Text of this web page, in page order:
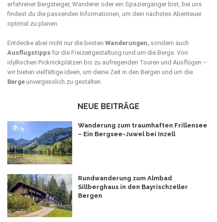
erfahrener Bergsteiger, Wanderer oder ein Spaziergänger bist, bei uns
findest du die passenden Informationen, um dein nächstes Abenteuer
optimal zu planen.
Entdecke aber nicht nur die besten Wanderungen, sondern auch
Ausflugstipps für die Freizeitgestaltung rund um die Berge. Von
idyllischen Picknickplätzen bis zu aufregenden Touren und Ausflügen –
wir bieten vielfältige Ideen, um deine Zeit in den Bergen und um die
Berge unvergesslich zu gestalten.
NEUE BEITRÄGE
Wanderung zum traumhaften Frillensee
– Ein Bergsee-Juwel bei Inzell
Rundwanderung zum Almbad
Sillberghaus in den Bayrischzeller
Bergen